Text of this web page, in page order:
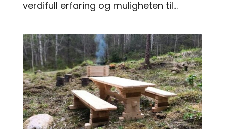
verdifull erfaring og muligheten til...